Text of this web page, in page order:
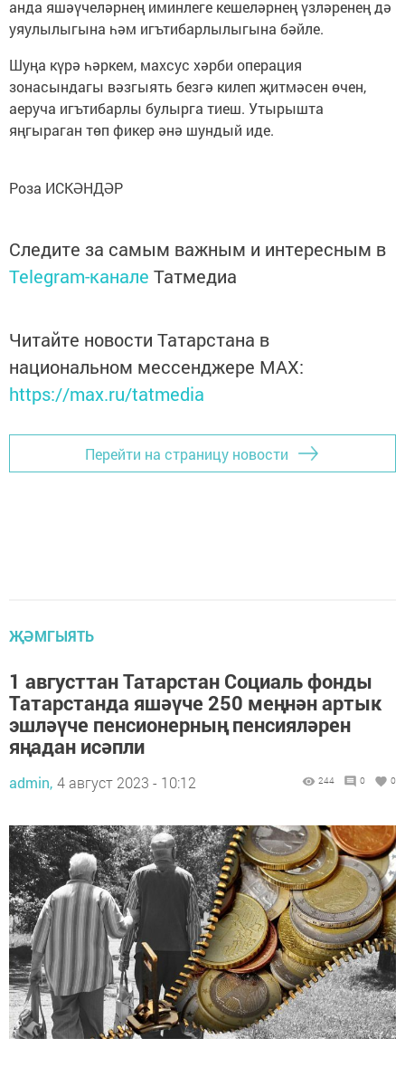
анда яшәүчеләрнең иминлеге кешеләрнең үзләренең дә
уяулылыгына һәм игътибарлылыгына бәйле.
Шуңа күрә һәркем, махсус хәрби операция
зонасындагы вәзгыять безгә килеп җитмәсен өчен,
аеруча игътибарлы булырга тиеш. Утырышта
яңгыраган төп фикер әнә шундый иде.
Роза ИСКӘНДӘР
Следите за самым важным и интересным в
Telegram-канале Татмедиа
Читайте новости Татарстана в
национальном мессенджере MАХ:
https://max.ru/tatmedia
Перейти на страницу новости
ҖӘМГЫЯТЬ
1 августтан Татарстан Социаль фонды
Татарстанда яшәүче 250 меңнән артык
эшләүче пенсионерның пенсияләрен
яңадан исәпли
admin, 4 август 2023 - 10:12 244 0 0